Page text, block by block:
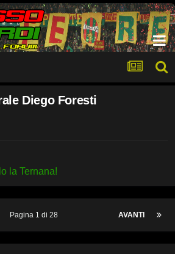
Diego Foresti
la Ternana!
AVANTI
Pagina 1 di 28